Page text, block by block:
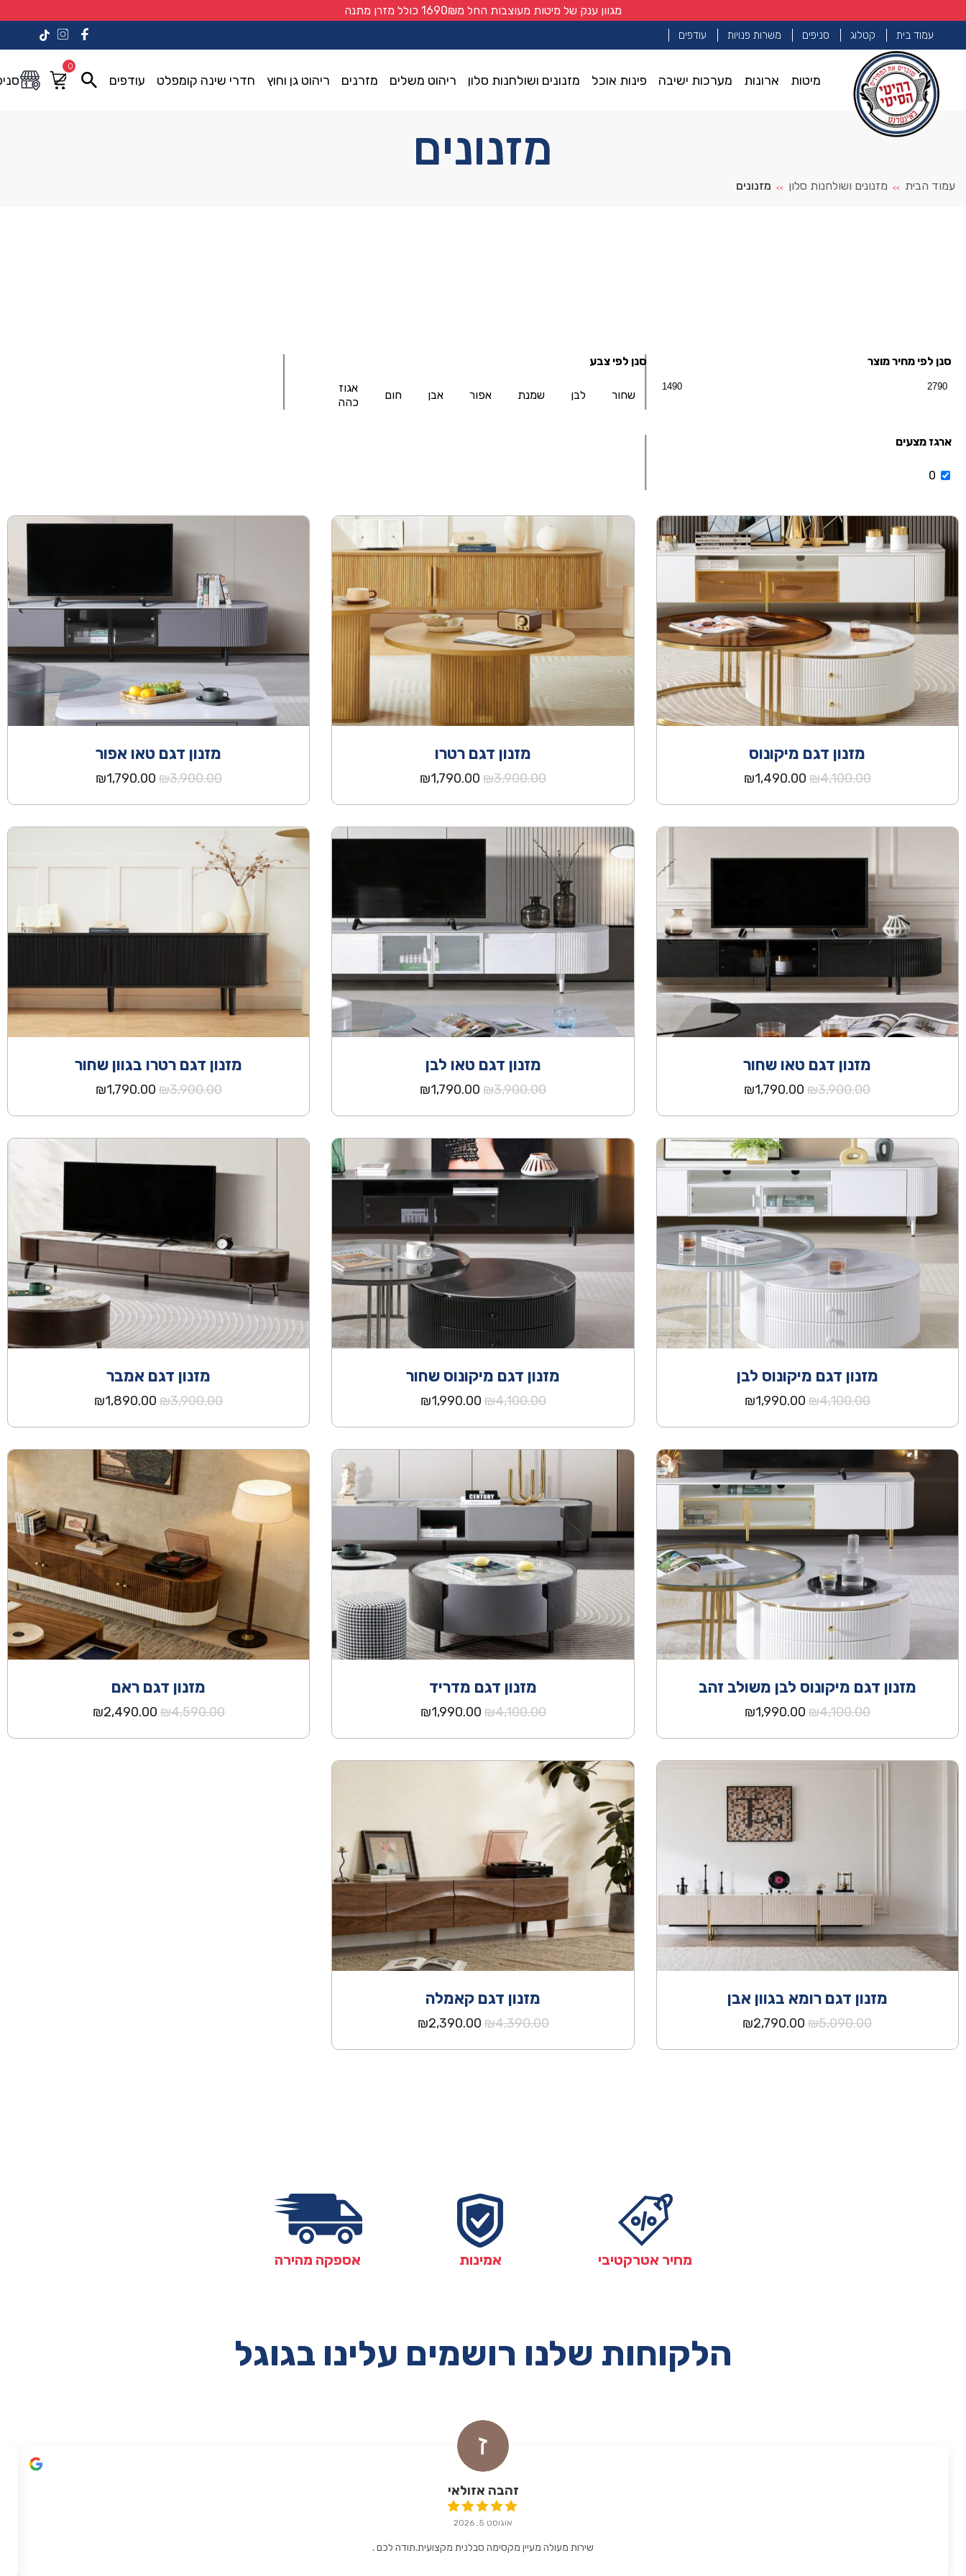
מגוון ענק של מיטות מעוצבות החל מ1690₪ כולל מזרן מתנה
עמוד בית קטלוג סניפים משרות פנויות עודפים
מיטות ארונות מערכות ישיבה פינות אוכל מזנונים ושולחנות סלון ריהוט משלים מזרנים ריהוט גן וחוץ חדרי שינה קומפלט עודפים
0
מזנונים
עמוד הבית >> מזנונים ושולחנות סלון >> מזנונים
סנן לפי מחיר מוצר סנן לפי צבע
שחור לבן שמנת אפור אבן חום
אגוז
כהה
ארגז מצעים
0
מזנון דגם מיקונוס
₪4,100.00
המחיר
היה:
₪4,100.00.
₪1,490.00
הוא:
₪1,490.00.
מזנון דגם רטרו
₪3,900.00
המחיר
היה:
₪3,900.00.
₪1,790.00
המחיר
הוא:
₪1,790.00.
מזנון דגם טאו אפור
₪3,900.00
המחיר
היה:
₪3,900.00.
₪1,790.00
הוא:
₪1,790.00.
מזנון דגם טאו שחור
₪3,900.00
המחיר
היה:
₪3,900.00.
₪1,790.00
המחיר
הוא:
₪1,790.00.
מזנון דגם טאו לבן
₪3,900.00
המחיר
היה:
₪3,900.00.
₪1,790.00
המחיר
הוא:
₪1,790.00.
מזנון דגם רטרו בגוון שחור
₪3,900.00
המחיר
היה:
₪3,900.00.
₪1,790.00
הוא:
₪1,790.00.
מזנון דגם מיקונוס לבן
₪4,100.00
המחיר
היה:
₪4,100.00.
₪1,990.00
הוא:
₪1,990.00.
מזנון דגם מיקונוס שחור
₪4,100.00
המחיר
היה:
₪4,100.00.
₪1,990.00
הוא:
₪1,990.00.
מזנון דגם אמבר
₪3,900.00
המחיר
היה:
₪3,900.00.
₪1,890.00
המחיר
הוא:
₪1,890.00.
מזנון דגם מיקונוס לבן משולב זהב
₪4,100.00
המחיר
היה:
₪4,100.00.
₪1,990.00
הוא:
₪1,990.00.
מזנון דגם מדריד
₪4,100.00
המחיר
היה:
₪4,100.00.
₪1,990.00
הוא:
₪1,990.00.
מזנון דגם ראם
₪4,590.00
המחיר
היה:
₪2,490.00
הוא:
מזנון דגם רומא בגוון אבן
₪5,090.00
המחיר
היה:
₪2,790.00
המחיר
הוא:
מזנון דגם קאמלה
₪4,390.00
המחיר
היה:
₪2,390.00
הוא:
מחיר אטרקטיבי אמינות אספקה מהירה
הלקוחות שלנו רושמים עלינו בגוגל
זהבה אזולאי
אוגוסט 5, 2026
שירות מעולה מעיין מקסימה סבלנית מקצועית.תודה לכם .